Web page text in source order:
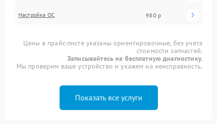
Настройка ОС 980 р
Цены в прайс-листе указаны ориентировочные, без учета
стоимости запчастей.
Записывайтесь на бесплатную диагностику.
Мы проверим ваше устройство и укажем на неисправность.
Показать все услуги